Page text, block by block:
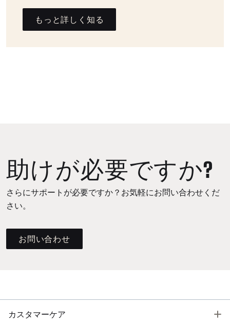
もっと詳しく知る
助けが必要ですか?
さらにサポートが必要ですか？お気軽にお問い合わせくだ
さい。
お問い合わせ
カスタマーケア